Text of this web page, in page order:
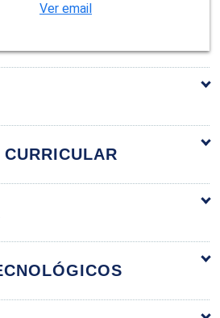
Ver email
60h